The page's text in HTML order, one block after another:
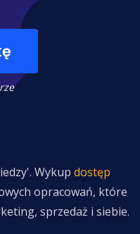
Wykup dostęp
opracowań, które
sprzedaż i siebie.